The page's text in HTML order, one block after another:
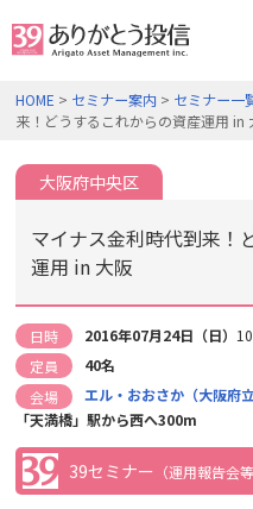
HOME > セミナー案内 > セミナー一
来！どうするこれからの資産運用 in
大阪府中央区
マイナス金利時代到来！
運用 in 大阪
日時 2016年07月24日（日）
定員
40名
会場
エル・おおさか（大阪府
「天満橋」駅から西へ300m
39セミナー （運用報告会等